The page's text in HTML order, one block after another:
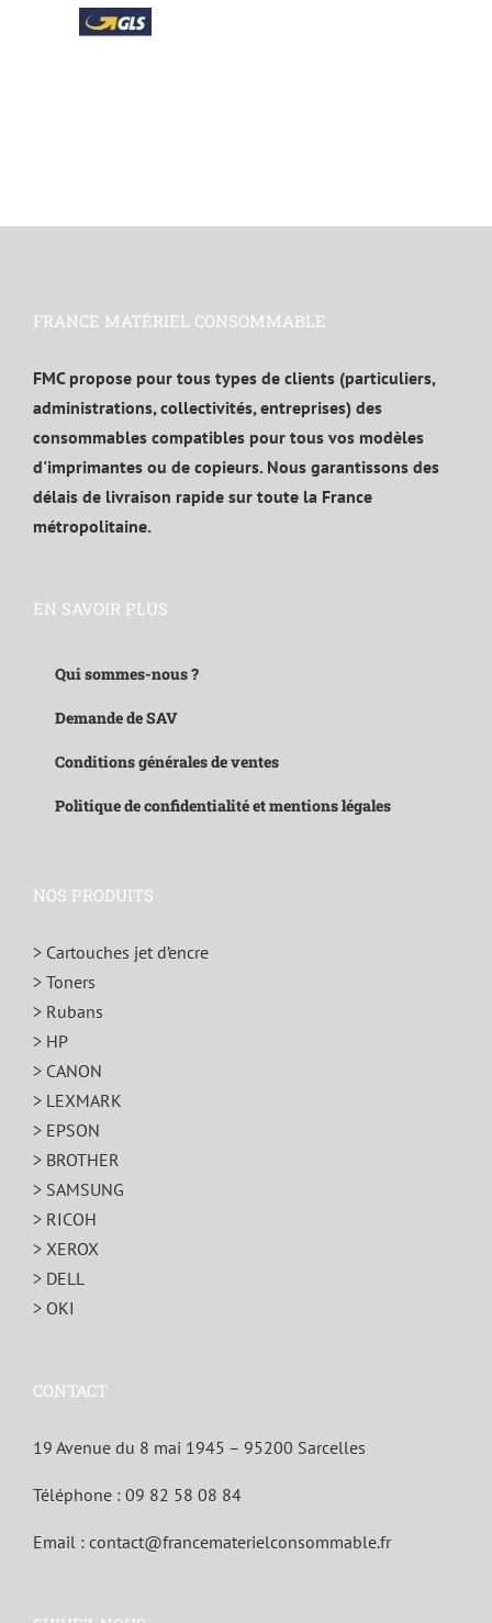
FRANCE MATÉRIEL CONSOMMABLE
FMC propose pour tous types de clients (particuliers,
administrations, collectivités, entreprises) des
consommables compatibles pour tous vos modèles
d'imprimantes ou de copieurs. Nous garantissons des
délais de livraison rapide sur toute la France
métropolitaine.
EN SAVOIR PLUS
Qui sommes-nous ?
Demande de SAV
Conditions générales de ventes
Politique de confidentialité et mentions légales
NOS PRODUITS
> Cartouches jet d’encre
> Toners
> Rubans
> HP
> CANON
> LEXMARK
> EPSON
> BROTHER
> SAMSUNG
> RICOH
> XEROX
> DELL
> OKI
CONTACT
19 Avenue du 8 mai 1945 – 95200 Sarcelles
Téléphone : 09 82 58 08 84
Email : contact@francematerielconsommable.fr